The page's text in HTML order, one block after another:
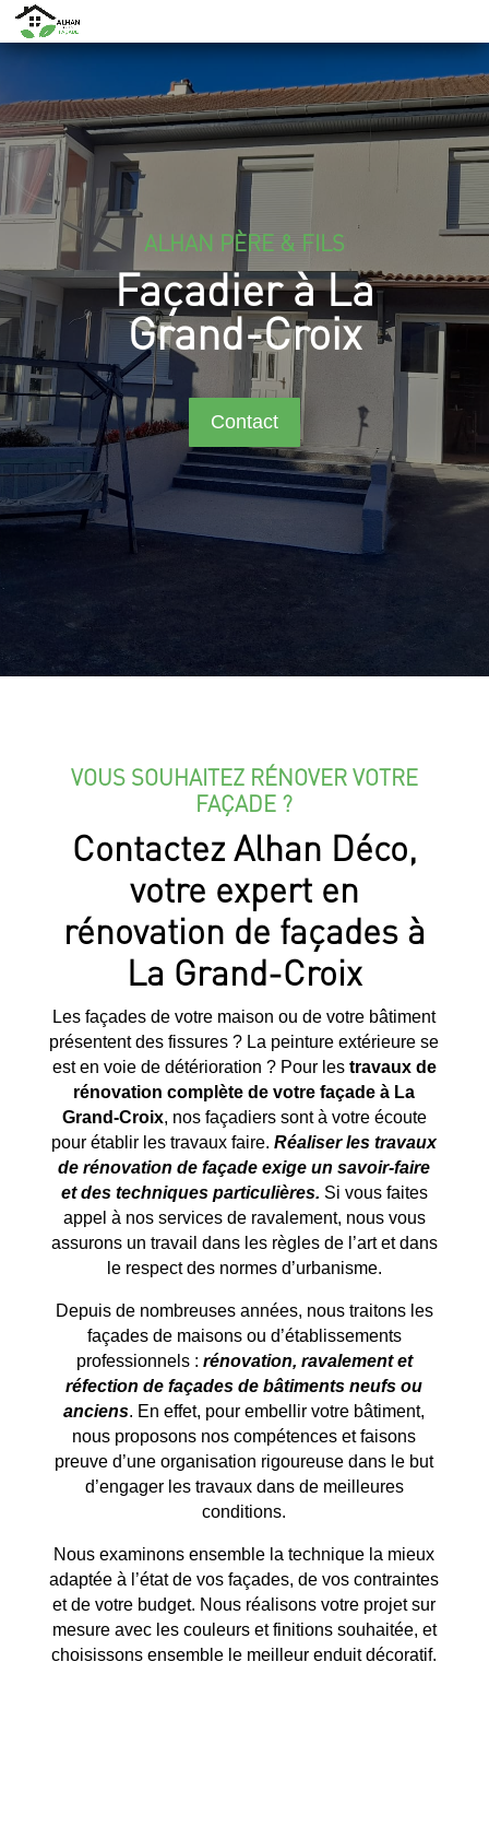
ALHAN PÈRE & FILS
Façadier à La
Grand-Croix
Contact
VOUS SOUHAITEZ RÉNOVER VOTRE
FAÇADE ?
Contactez Alhan Déco,
votre expert en
rénovation de façades à
La Grand-Croix
Les façades de votre maison ou de votre bâtiment
présentent des fissures ? La peinture extérieure se
est en voie de détérioration ? Pour les travaux de
rénovation complète de votre façade à La
Grand-Croix, nos façadiers sont à votre écoute
pour établir les travaux faire.Réaliser les travaux
de rénovation de façade exige un savoir-faire
et des techniques particulières. Si vous faites
appel à nos services de ravalement, nous vous
assurons un travail dans les règles de l’art et dans
le respect des normes d’urbanisme.
Depuis de nombreuses années, nous traitons les
façades de maisons ou d’établissements
professionnels : rénovation, ravalement et
réfection de façades de bâtiments neufs ou
anciens. En effet, pour embellir votre bâtiment,
nous proposons nos compétences et faisons
preuve d’une organisation rigoureuse dans le but
d’engager les travaux dans de meilleures
conditions.
Nous examinons ensemble la technique la mieux
adaptée à l’état de vos façades, de vos contraintes
et de votre budget. Nous réalisons votre projet sur
mesure avec les couleurs et finitions souhaitée, et
choisissons ensemble le meilleur enduit décoratif.